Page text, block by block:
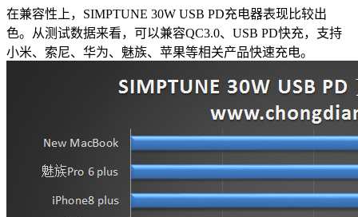
在兼容性上，SIMPTUNE 30W USB PD充电器表现比较出
色。从测试数据来看，可以兼容QC3.0、USB PD快充，支持
小米、索尼、华为、魅族、苹果等相关产品快速充电。